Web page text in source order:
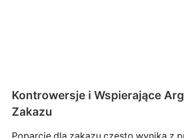
Kontrowersje i Wspierające
Zakazu